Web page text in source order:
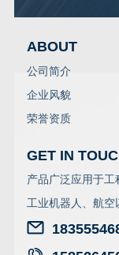
ABOUT
公司简介
企业风貌
荣誉资质
GET IN
产品广泛应用于工
工业机器人、航空